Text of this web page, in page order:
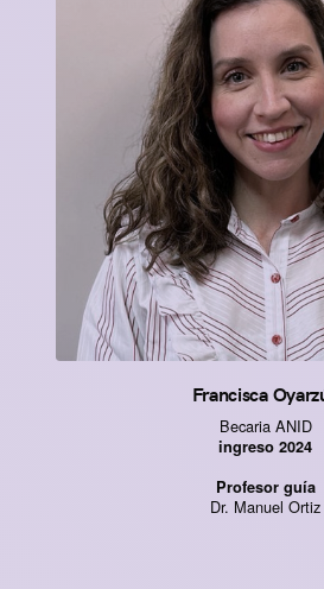
Francisca
Becaria ANID
ingreso 2024
Profesor guía
Dr. Manuel Ortiz